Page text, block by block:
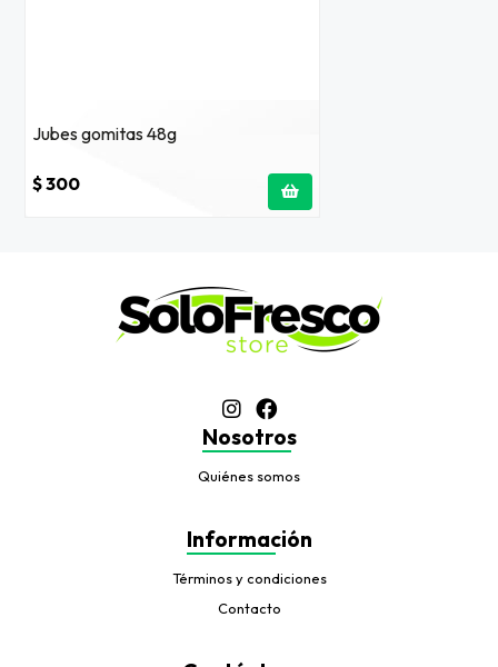
Jubes gomitas 48g
$ 300
Nosotros
Quiénes somos
Información
Términos y condiciones
Contacto